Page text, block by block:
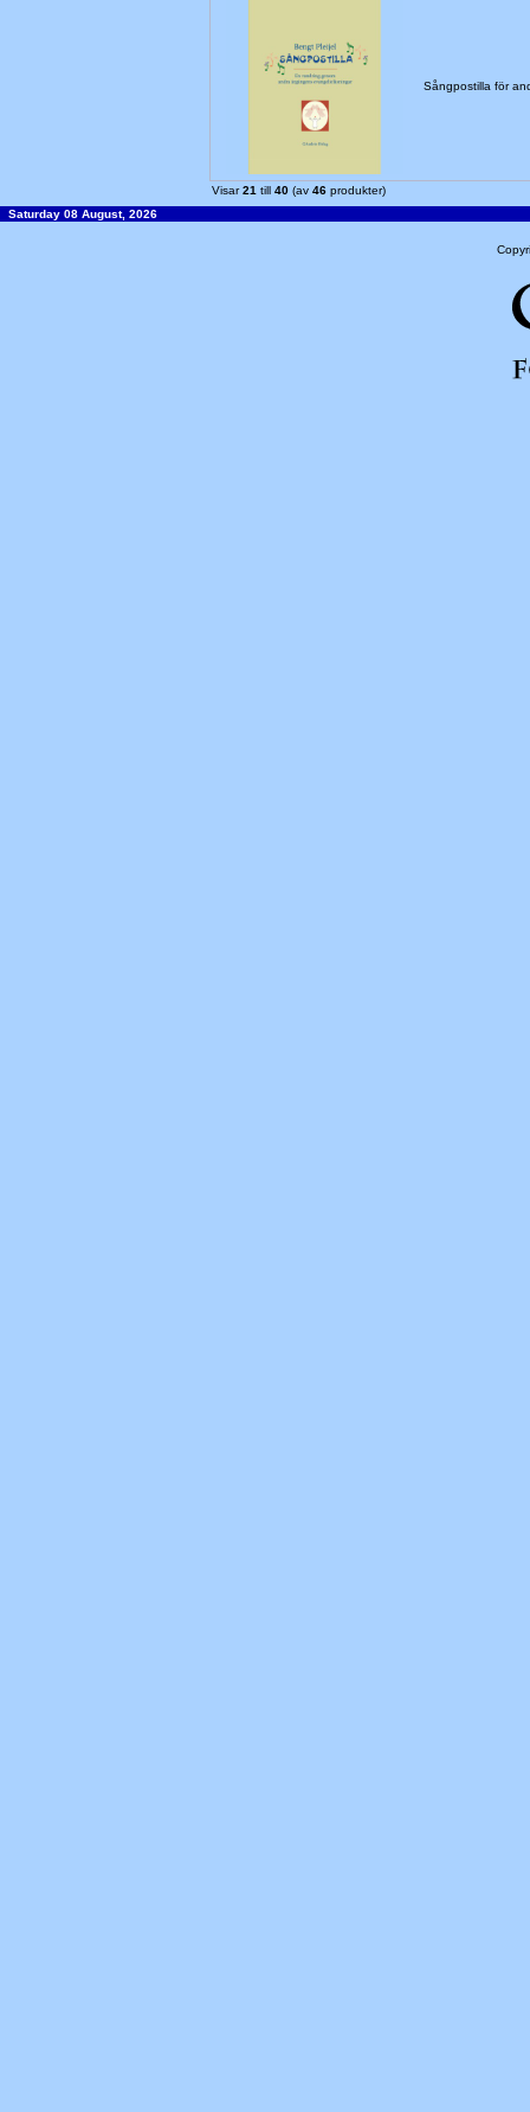
Sångpostilla för
Visar21 till 40 (av 46 produkter)
Saturday 08 August, 2026